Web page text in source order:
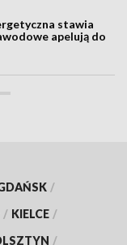
stawia
apelują do
/
/ KIELCE /
/